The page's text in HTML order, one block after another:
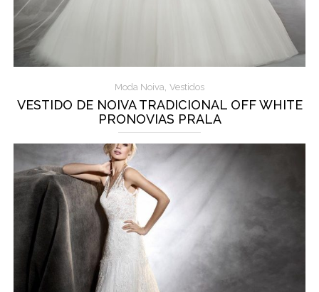
Moda Noiva, Vestidos
VESTIDO DE NOIVA TRADICIONAL OFF WHITE
PRONOVIAS PRALA